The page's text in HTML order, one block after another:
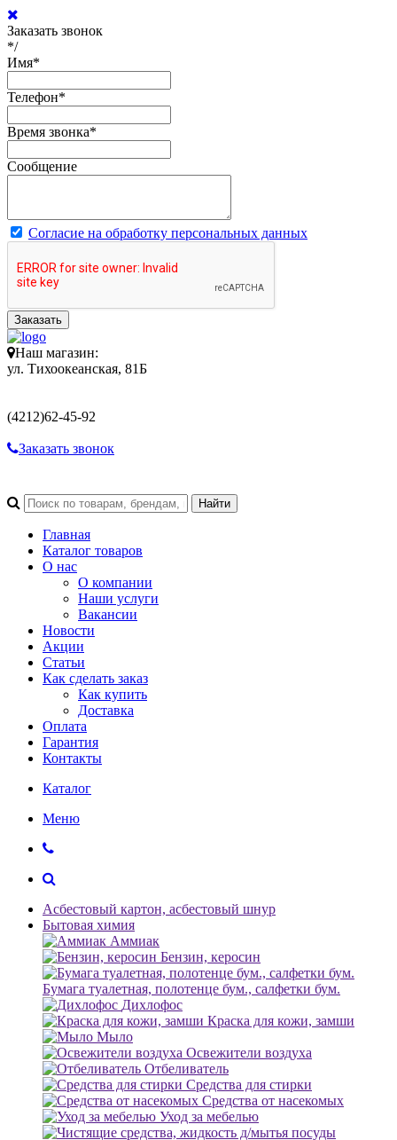
Заказать звонок
*/
Имя*
Телефон*
Время звонка*
Сообщение
Согласие на обработку персональных данных
Заказать
Наш магазин:
ул. Тихоокеанская, 81Б
(4212)62-45-92
Заказать звонок
Главная
Каталог товаров
О нас
О компании
Наши услуги
Вакансии
Новости
Акции
Статьи
Как сделать заказ
Как купить
Доставка
Оплата
Гарантия
Контакты
Каталог
Меню
Асбестовый картон, асбестовый шнур
Бытовая химия
Аммиак
Бензин, керосин
Бумага туалетная, полотенце бум., салфетки бум.
Дихлофос
Краска для кожи, замши
Мыло
Освежители воздуха
Отбеливатель
Средства для стирки
Средства от насекомых
Уход за мебелью